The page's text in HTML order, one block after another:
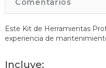
Comentarios
Este Kit de Herramientas
experiencia de
Incluye: